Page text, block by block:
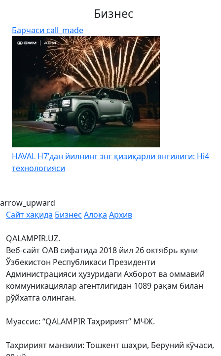
Бизнес
Барчаси call_made
HAVAL H7’дан йилнинг энг қизиқарли янгилиги: Hi4
технологияси
arrow_upward
Сайт хақида Бизнес Алоқа Архив
QALAMPIR.UZ.
Веб-сайт ОАВ сифатида 2018 йил 26 октябрь куни
Ўзбекистон Республикаси Президенти
Администрацияси ҳузуридаги Ахборот ва оммавий
коммуникациялар агентлигидан 1089 рақам билан
рўйхатга олинган.
Муассис: “QALAMPIR Таҳририят” МЧЖ.
Таҳририят манзили: Тошкент шаҳри, Беруний кўчаси,